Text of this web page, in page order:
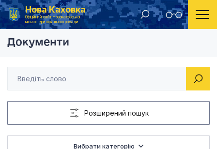
Нова Каховка
Офіційний сайт Новокаховської
міської територіальної громади
Головна Рішення Новокаховської міської ради 2019 рік Про внесення змін
Документи
Розширений пошук
Вибрати категорію